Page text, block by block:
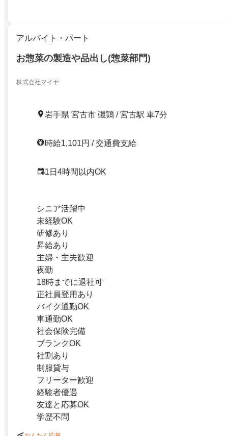
アルバイト・パート
お惣菜の製造や品出し(惣菜部門)
株式会社マイヤ
岩手県 宮古市 磯鶏 / 宮古駅 車7分
時給1,101円 / 交通費支給
1日4時間以内OK
シニア活躍中
未経験OK
研修あり
昇給あり
主婦・主夫歓迎
夜勤
18時までに退社可
正社員登用あり
バイク通勤OK
車通勤OK
社会保険完備
ブランクOK
社割あり
制服貸与
フリーター歓迎
経験者優遇
友達と応募OK
学歴不問